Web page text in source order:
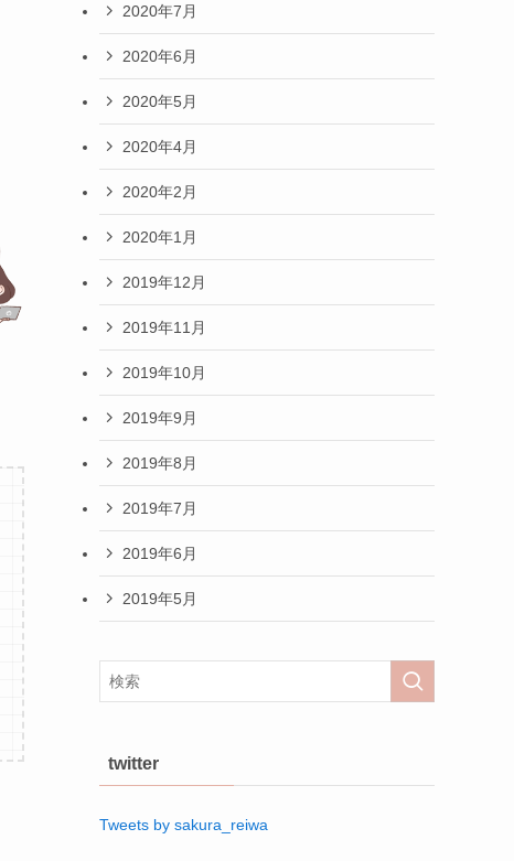
2020年7月
2020年6月
2020年5月
2020年4月
2020年2月
2020年1月
2019年12月
2019年11月
2019年10月
2019年9月
2019年8月
2019年7月
2019年6月
2019年5月
twitter
Tweets by sakura_reiwa